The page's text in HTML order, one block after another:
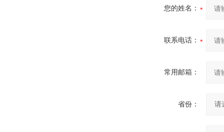
您的姓名：
联系电话：
常用邮箱：
省份：